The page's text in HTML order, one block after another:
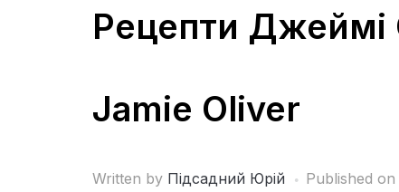
Рецепти Джеймі
Jamie Oliver
Written by Підсадний Юрій Published on